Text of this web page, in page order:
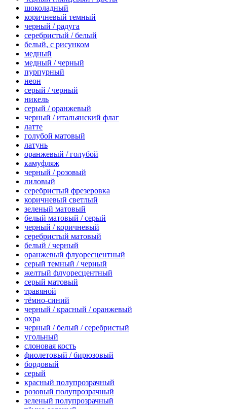
шоколадный
коричневый темный
черный / радуга
серебристый / белый
белый, с рисунком
медный
медный / черный
пурпурный
неон
серый / черный
никель
серый / оранжевый
черный / итальянский флаг
латте
голубой матовый
латунь
оранжевый / голубой
камуфляж
черный / розовый
лиловый
серебристый фрезеровка
коричневый светлый
зеленый матовый
белый матовый / серый
черный / коричневый
серебристый матовый
белый / черный
оранжевый флуоресцентный
серый темный / черный
желтый флуоресцентный
серый матовый
травяной
тёмно-синий
черный / красный / оранжевый
охра
черный / белый / серебристый
угольный
слоновая кость
фиолетовый / бирюзовый
бордовый
серый
красный полупрозрачный
розовый полупрозрачный
зеленый полупрозрачный